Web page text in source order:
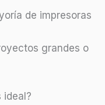
de impresoras
grandes o
ideal?